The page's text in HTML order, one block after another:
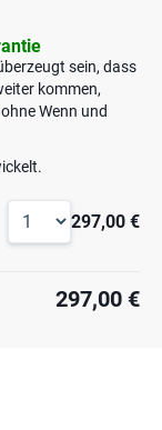
sein, dass
kommen,
Wenn und
297,00 €
297,00 €